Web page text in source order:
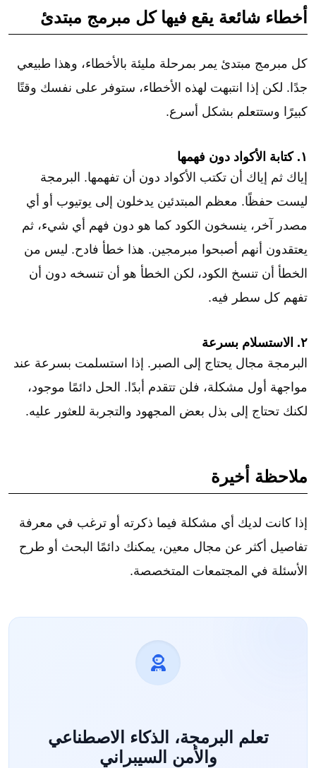
أخطاء شائعة يقع فيها كل مبرمج مبتدئ
كل مبرمج مبتدئ يمر بمرحلة مليئة بالأخطاء، وهذا طبيعي
جدًا. لكن إذا انتبهت لهذه الأخطاء، ستوفر على نفسك وقتًا
كبيرًا وستتعلم بشكل أسرع.
١. كتابة الأكواد دون فهمها
إياك ثم إياك أن تكتب الأكواد دون أن تفهمها. البرمجة
ليست حفظًا. معظم المبتدئين يدخلون إلى يوتيوب أو أي
مصدر آخر، ينسخون الكود كما هو دون فهم أي شيء، ثم
يعتقدون أنهم أصبحوا مبرمجين. هذا خطأ فادح. ليس من
الخطأ أن تنسخ الكود، لكن الخطأ هو أن تنسخه دون أن
تفهم كل سطر فيه.
٢. الاستسلام بسرعة
البرمجة مجال يحتاج إلى الصبر. إذا استسلمت بسرعة عند
مواجهة أول مشكلة، فلن تتقدم أبدًا. الحل دائمًا موجود،
لكنك تحتاج إلى بذل بعض المجهود والتجربة للعثور عليه.
ملاحظة أخيرة
إذا كانت لديك أي مشكلة فيما ذكرته أو ترغب في معرفة
تفاصيل أكثر عن مجال معين، يمكنك دائمًا البحث أو طرح
الأسئلة في المجتمعات المتخصصة.
تعلم البرمجة، الذكاء الاصطناعي
والأمن السيبراني